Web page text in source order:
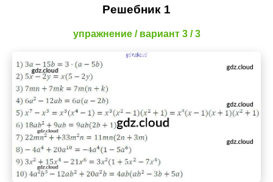
Решебник 1
упражнение / вариант 3 / 3